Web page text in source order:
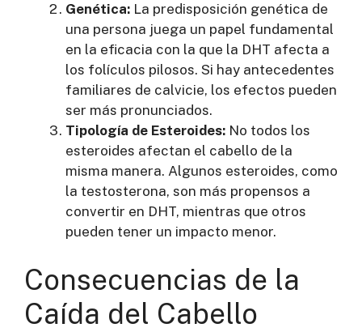
Genética: La predisposición genética de
una persona juega un papel fundamental
en la eficacia con la que la DHT afecta a
los folículos pilosos. Si hay antecedentes
familiares de calvicie, los efectos pueden
ser más pronunciados.
Tipología de Esteroides: No todos los
esteroides afectan el cabello de la
misma manera. Algunos esteroides, como
la testosterona, son más propensos a
convertir en DHT, mientras que otros
pueden tener un impacto menor.
Consecuencias de la
Caída del Cabello